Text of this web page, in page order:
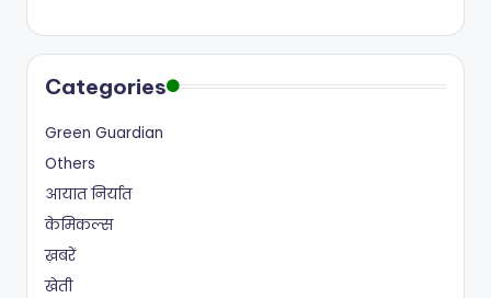
Categories
Green Guardian
Others
आयात निर्यात
केमिकल्स
ख़बरें
खेती